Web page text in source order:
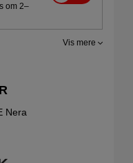
om 2–
Vis mere
Nera